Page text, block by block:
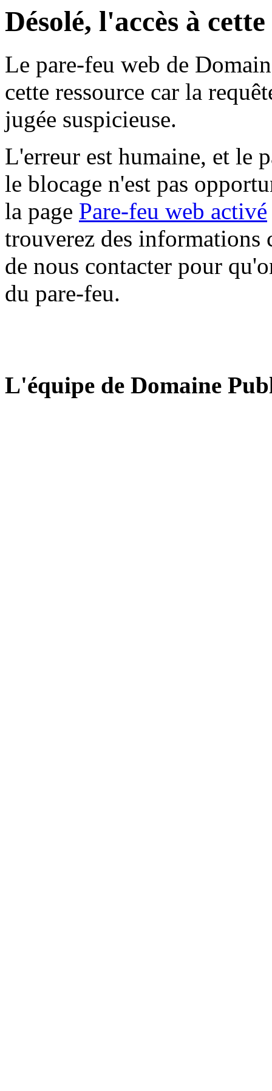
Désolé, l'accès à
Le pare-feu web de
cette ressource car la
jugée suspicieuse.
L'erreur est humaine, et le
le blocage n'est pas
la page Pare-feu web activé
trouverez des informations
de nous contacter pour
du pare-feu.
L'équipe de Domaine